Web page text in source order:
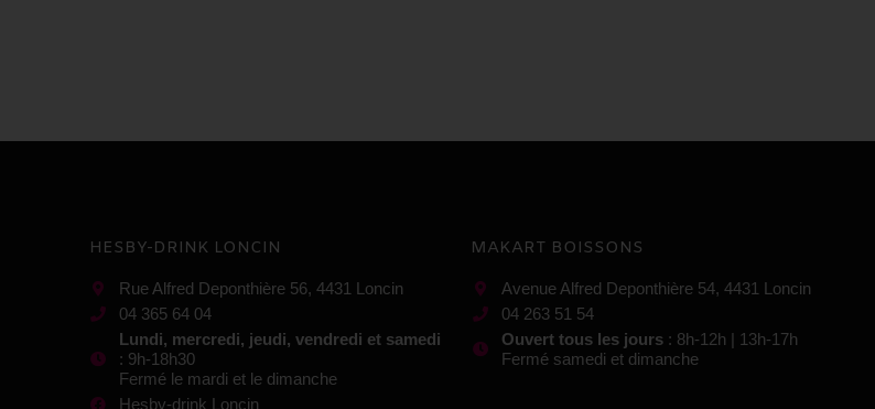
HESBY-DRINK LONCIN
Rue Alfred Deponthière 56, 4431 Loncin
04 365 64 04
Lundi, mercredi, jeudi, vendredi et samedi
: 9h-18h30
Fermé le mardi et le dimanche
Hesby-drink Loncin
MAKART BOISSONS
Avenue Alfred Deponthière 54, 4431 Loncin
04 263 51 54
Ouvert tous les jours: 8h-12h | 13h-17h
Fermé samedi et dimanche